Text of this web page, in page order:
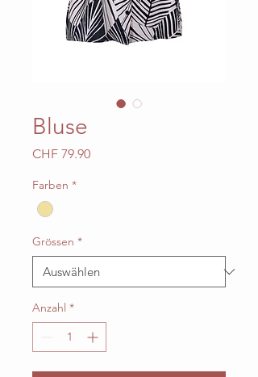
Bluse
CHF 79.90Preis
Farben *
Grössen *
Anzahl *